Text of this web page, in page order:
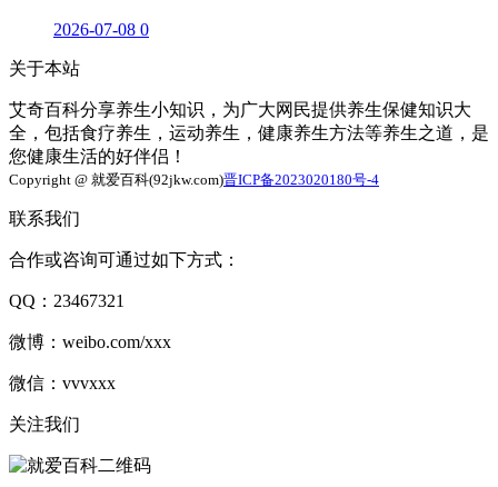
2026-07-08 0
关于本站
艾奇百科分享养生小知识，为广大网民提供养生保健知识大
全，包括食疗养生，运动养生，健康养生方法等养生之道，是
您健康生活的好伴侣！
Copyright @ 就爱百科(92jkw.com)晋ICP备2023020180号-4
联系我们
合作或咨询可通过如下方式：
QQ：23467321
微博：weibo.com/xxx
微信：vvvxxx
关注我们